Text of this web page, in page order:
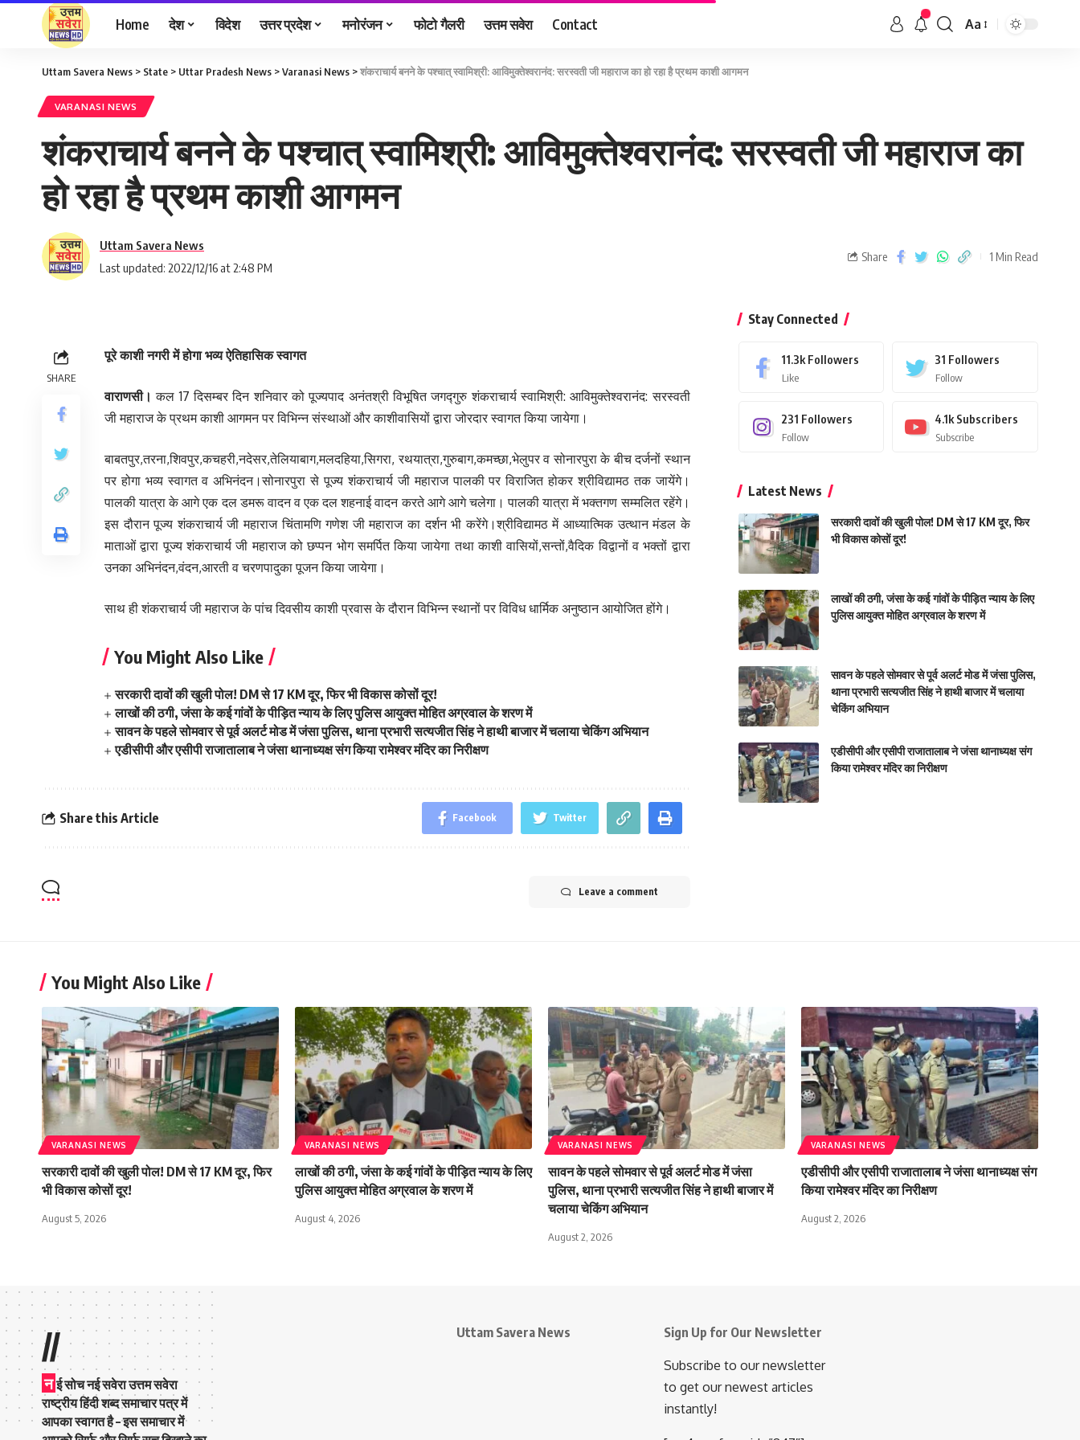
Home देश विदेश उत्तर प्रदेश मनोरंजन फोटो गैलरी उत्तम सवेरा Contact Aa
Uttam Savera News > State > Uttar Pradesh News >Varanasi News >शंकराचार्य बनने के पश्चात् स्वामिश्री: आविमुक्तेश्वरानंद: सरस्वती जी महाराज का हो रहा है प्रथम काशी आगमन
VARANASI NEWS
शंकराचार्य बनने के पश्चात् स्वामिश्री: आविमुक्तेश्वरानंद: सरस्वती जी महाराज का
हो रहा है प्रथम काशी आगमन
Last updated: 2022/12/16 at 2:48 PM
Uttam Savera News
Share 1 Min Read
SHARE
पूरे काशी नगरी में होगा भव्य ऐतिहासिक स्वागत
वाराणसी। कल 17 दिसम्बर दिन शनिवार को पूज्यपाद अनंतश्री विभूषित जगद्गुरु शंकराचार्य स्वामिश्री: आविमुक्तेश्वरानंद: सरस्वती
जी महाराज के प्रथम काशी आगमन पर विभिन्न संस्थाओं और काशीवासियों द्वारा जोरदार स्वागत किया जायेगा।
बाबतपुर,तरना,शिवपुर,कचहरी,नदेसर,तेलियाबाग,मलदहिया,सिगरा, रथयात्रा,गुरुबाग,कमच्छा,भेलुपर व सोनारपुरा के बीच दर्जनों स्थान
पर होगा भव्य स्वागत व अभिनंदन।सोनारपुरा से पूज्य शंकराचार्य जी महाराज पालकी पर विराजित होकर श्रीविद्यामठ तक जायेंगे।
पालकी यात्रा के आगे एक दल डमरू वादन व एक दल शहनाई वादन करते आगे आगे चलेगा। पालकी यात्रा में भक्तगण सम्मलित रहेंगे।
इस दौरान पूज्य शंकराचार्य जी महाराज चिंतामणि गणेश जी महाराज का दर्शन भी करेंगे।श्रीविद्यामठ में आध्यात्मिक उत्थान मंडल के
माताओं द्वारा पूज्य शंकराचार्य जी महाराज को छप्पन भोग समर्पित किया जायेगा तथा काशी वासियों,सन्तों,वैदिक विद्वानों व भक्तों द्वारा
उनका अभिनंदन,वंदन,आरती व चरणपादुका पूजन किया जायेगा।
साथ ही शंकराचार्य जी महाराज के पांच दिवसीय काशी प्रवास के दौरान विभिन्न स्थानों पर विविध धार्मिक अनुष्ठान आयोजित होंगे।
You Might Also Like
सरकारी दावों की खुली पोल! DM से 17 KM दूर, फिर भी विकास कोसों दूर!
लाखों की ठगी, जंसा के कई गांवों के पीड़ित न्याय के लिए पुलिस आयुक्त मोहित अग्रवाल के शरण में
सावन के पहले सोमवार से पूर्व अलर्ट मोड में जंसा पुलिस, थाना प्रभारी सत्यजीत सिंह ने हाथी बाजार में चलाया चेकिंग अभियान
एडीसीपी और एसीपी राजातालाब ने जंसा थानाध्यक्ष संग किया रामेश्वर मंदिर का निरीक्षण
Share this Article Facebook Twitter
Leave a comment
Stay Connected
11.3k Followers
Like
31 Followers
Follow
231 Followers
Follow
4.1k Subscribers
Subscribe
Latest News
सरकारी दावों की खुली पोल! DM से 17 KM दूर, फिर
भी विकास कोसों दूर!
लाखों की ठगी, जंसा के कई गांवों के पीड़ित न्याय के लिए
पुलिस आयुक्त मोहित अग्रवाल के शरण में
सावन के पहले सोमवार से पूर्व अलर्ट मोड में जंसा पुलिस,
थाना प्रभारी सत्यजीत सिंह ने हाथी बाजार में चलाया
चेकिंग अभियान
एडीसीपी और एसीपी राजातालाब ने जंसा थानाध्यक्ष संग
किया रामेश्वर मंदिर का निरीक्षण
You Might Also Like
VARANASI NEWS
सरकारी दावों की खुली पोल! DM से 17 KM दूर, फिर
भी विकास कोसों दूर!
August 5, 2026
VARANASI NEWS
लाखों की ठगी, जंसा के कई गांवों के पीड़ित न्याय के लिए
पुलिस आयुक्त मोहित अग्रवाल के शरण में
August 4, 2026
VARANASI NEWS
सावन के पहले सोमवार से पूर्व अलर्ट मोड में जंसा
पुलिस, थाना प्रभारी सत्यजीत सिंह ने हाथी बाजार में
चलाया चेकिंग अभियान
August 2, 2026
VARANASI NEWS
एडीसीपी और एसीपी राजातालाब ने जंसा थानाध्यक्ष संग
किया रामेश्वर मंदिर का निरीक्षण
August 2, 2026
//
न ई सोच नई सवेरा उत्तम सवेरा
राष्ट्रीय हिंदी शब्द समाचार पत्र में
आपका स्वागत है – इस समाचार में
Uttam Savera News Sign Up for Our Newsletter
Subscribe to our newsletter
to get our newest articles
instantly!